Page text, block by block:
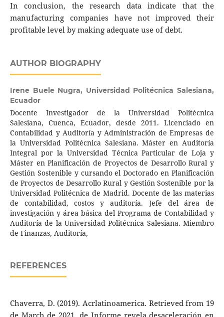
In conclusion, the research data indicate that the
manufacturing companies have not improved their
profitable level by making adequate use of debt.
AUTHOR BIOGRAPHY
Irene Buele Nugra, Universidad Politécnica Salesiana,
Ecuador
Docente Investigador de la Universidad Politécnica
Salesiana, Cuenca, Ecuador, desde 2011. Licenciado en
Contabilidad y Auditoría y Administración de Empresas de
la Universidad Politécnica Salesiana. Máster en Auditoría
Integral por la Universidad Técnica Particular de Loja y
Máster en Planificación de Proyectos de Desarrollo Rural y
Gestión Sostenible y cursando el Doctorado en Planificación
de Proyectos de Desarrollo Rural y Gestión Sostenible por la
Universidad Politécnica de Madrid. Docente de las materias
de contabilidad, costos y auditoría. Jefe del área de
investigación y área básica del Programa de Contabilidad y
Auditoría de la Universidad Politécnica Salesiana. Miembro
de Finanzas, Auditoría,
REFERENCES
Chaverra, D. (2019). Acrlatinoamerica. Retrieved from 19